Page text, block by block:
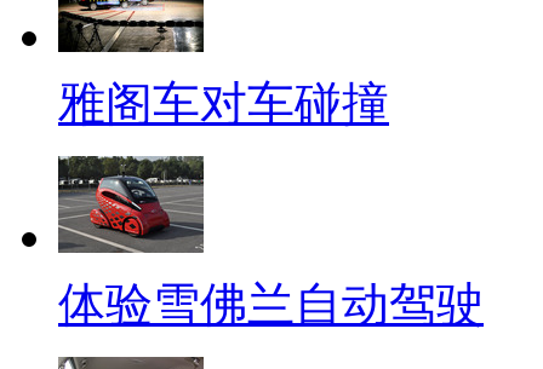
雅阁车对车碰撞
体验雪佛兰自动驾驶